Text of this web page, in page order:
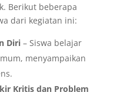
Berikut beberapa
dari kegiatan ini:
Diri– Siswa belajar
menyampaikan
Kritis dan Problem